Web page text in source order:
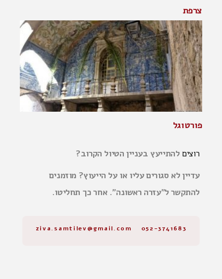
צרפת
פורטוגל
רוצים להתייעץ בעניין הטיול הקרוב?
עדיין לא סגורים עליו או על הייעוץ? מוזמנים
להתקשר ל"עזרה ראשונה". אחר כך תחליטו.
052-3741683 ziva.samtilev@gmail.com